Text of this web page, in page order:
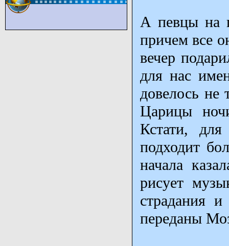
А певцы на
причем все
вечер
для нас
довелось не
Царицы
Кстати, для
подходит
начала
рисует
страдания
переданы